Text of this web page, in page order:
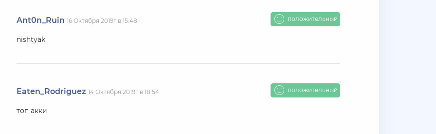
Ant0n_Ruin 16 Октября 2019г в 15:48 положительный
nishtyak
Eaten_Rodriguez 14 Октября 2019г в 18:54 положительный
топ акки